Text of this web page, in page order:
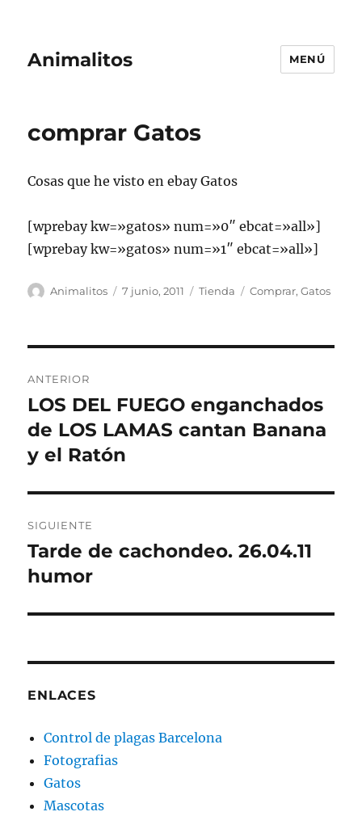
Animalitos MENÚ
comprar Gatos
Cosas que he visto en ebay Gatos
[wprebay kw=»gatos» num=»0″ ebcat=»all»]
[wprebay kw=»gatos» num=»1″ ebcat=»all»]
Autor
Animalitos
Publicado
7 junio, 2011 Categorías
Tienda Etiquetas
Comprar,Gatos
de
entradas
ANTERIOR
Entrada
anterior:
LOS DEL FUEGO enganchados
de LOS LAMAS cantan Banana
y el Ratón
SIGUIENTE
Entrada
siguiente:
Tarde de cachondeo. 26.04.11
humor
ENLACES
Control de plagas Barcelona
Fotografias
Gatos
Mascotas